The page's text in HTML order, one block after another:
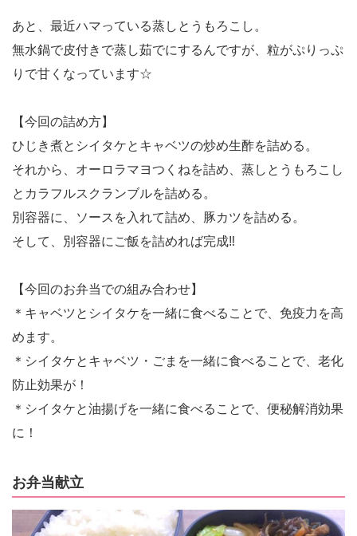
あと、最近ハマっている蒸しとうもろこし。
無水鍋で皮付きで蒸し茹でにするんですが、粒がぷりっぷ
りで甘くなっています☆
【今回の詰め方】
ひじき煮とシイタケとキャベツの炒め生酢を詰める。
それから、オーロラマヨつくねを詰め、蒸しとうもろこし
とカラフルスクランブルを詰める。
別容器に、ソースを入れて詰め、豚カツを詰める。
そして、別容器にご飯を詰めれば完成‼︎
【今回のお弁当での組み合わせ】
＊キャベツとシイタケを一緒に食べることで、免疫力を高
めます。
＊シイタケとキャベツ・ごまを一緒に食べることで、老化
防止効果が！
＊シイタケと油揚げを一緒に食べることで、便秘解消効果
に！
お弁当献立